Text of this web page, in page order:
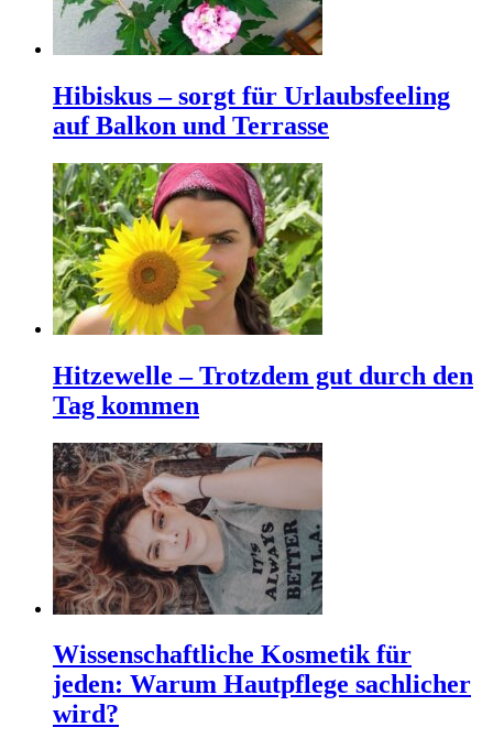
Hibiskus – sorgt für Urlaubsfeeling
auf Balkon und Terrasse
Hitzewelle – Trotzdem gut durch den
Tag kommen
Wissenschaftliche Kosmetik für
jeden: Warum Hautpflege sachlicher
wird?